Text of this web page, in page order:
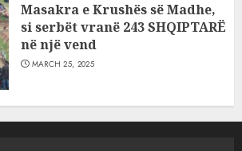
Masakra e Krushës së Madhe,
si serbët vranë 243 SHQIPTARË
në një vend
MARCH 25, 2025